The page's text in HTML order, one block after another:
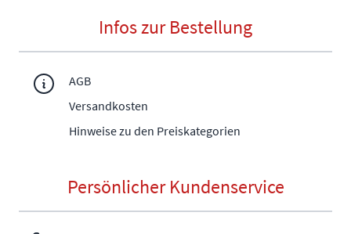
Infos zur Bestellung
AGB
Versandkosten
Hinweise zu den Preiskategorien
Persönlicher Kundenservice